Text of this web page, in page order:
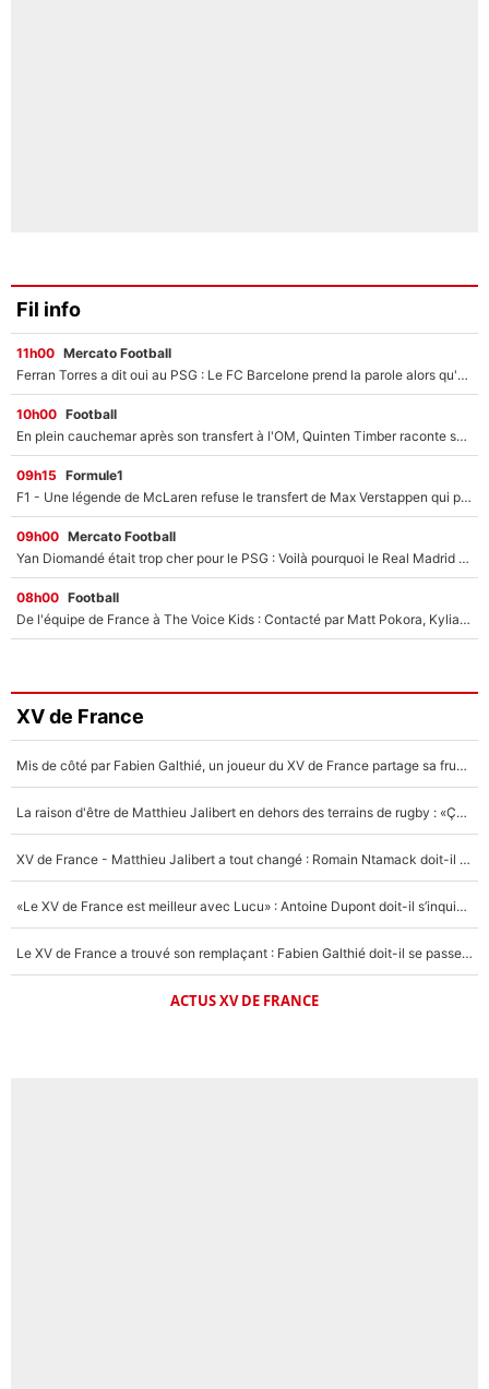
Fil info
11h00 Mercato Football
Ferran Torres a dit oui au PSG : Le FC Barcelone prend la parole alors qu'un transfert de l'attaquant espagnol prend forme
10h00 Football
En plein cauchemar après son transfert à l'OM, Quinten Timber raconte ses doutes après sa signature à Marseille
09h15 Formule1
F1 - Une légende de McLaren refuse le transfert de Max Verstappen qui pourrait «faire des vagues» et plomber l'ambiance dans l'équipe
09h00 Mercato Football
Yan Diomandé était trop cher pour le PSG : Voilà pourquoi le Real Madrid a accepté de payer la somme record de 140M€ pour boucler son transfert !
08h00 Football
De l'équipe de France à The Voice Kids : Contacté par Matt Pokora, Kylian Mbappé a accepté de jouer un rôle inédit sur TF1 !
XV de France
Mis de côté par Fabien Galthié, un joueur du XV de France partage sa frustration : «ils ne me l’ont pas dit tout de suite»
La raison d'être de Matthieu Jalibert en dehors des terrains de rugby : «Ça m'atteint autant que si tu touches à un membre de ma famille»
XV de France - Matthieu Jalibert a tout changé : Romain Ntamack doit-il s’inquiéter pour sa place à un an de la Coupe du monde ?
«Le XV de France est meilleur avec Lucu» : Antoine Dupont doit-il s’inquiéter pour sa place ?
Le XV de France a trouvé son remplaçant : Fabien Galthié doit-il se passer d'Antoine Dupont ?
ACTUS XV DE FRANCE